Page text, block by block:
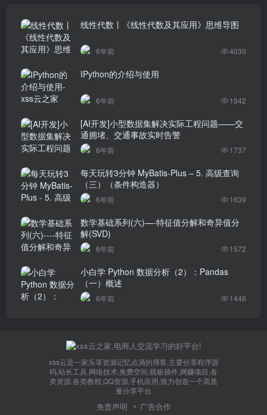
线性代数丨《线性代数及其应用》思维导图
6年前 4030
IPython的介绍与使用
6年前 1942
[AI开发]小型数据集解决实际工程问题——交
通拥堵、交通事故实时告警
6年前 1737
每天玩转3分钟 MyBatis-Plus – 5. 高级查询
（三）（条件构造器）
6年前 1639
数学基础系列(六)—-特征值分解和奇异值分
解(SVD)
6年前 1572
小白学 Python 数据分析（2）：Pandas
（一）概述
6年前 1446
xss云是一家乐享资源记忆点滴的博客,主要分享程序源
码,站长工具,网络技术,免费空间,模板插件,网赚项目,各
类资源,各类教程,QQ资源,手机应用,致力创造一个高质
量分享平台
免责声明 广告合作